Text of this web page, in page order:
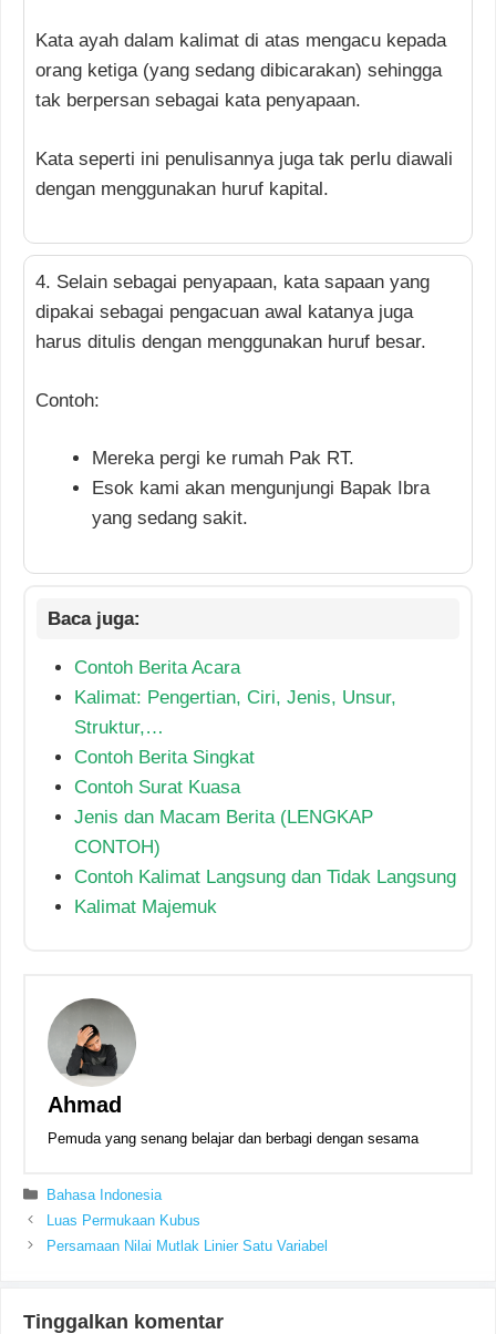
Kata ayah dalam kalimat di atas mengacu kepada
orang ketiga (yang sedang dibicarakan) sehingga
tak berpersan sebagai kata penyapaan.
Kata seperti ini penulisannya juga tak perlu diawali
dengan menggunakan huruf kapital.
4. Selain sebagai penyapaan, kata sapaan yang
dipakai sebagai pengacuan awal katanya juga
harus ditulis dengan menggunakan huruf besar.
Contoh:
Mereka pergi ke rumah Pak RT.
Esok kami akan mengunjungi Bapak Ibra
yang sedang sakit.
Contoh Berita Acara
Kalimat: Pengertian, Ciri, Jenis, Unsur,
Struktur,…
Contoh Berita Singkat
Contoh Surat Kuasa
Jenis dan Macam Berita (LENGKAP
CONTOH)
Contoh Kalimat Langsung dan Tidak Langsung
Kalimat Majemuk
Ahmad
Pemuda yang senang belajar dan berbagi dengan sesama
Kategori
Bahasa Indonesia
Luas Permukaan Kubus
Persamaan Nilai Mutlak Linier Satu Variabel
Tinggalkan komentar